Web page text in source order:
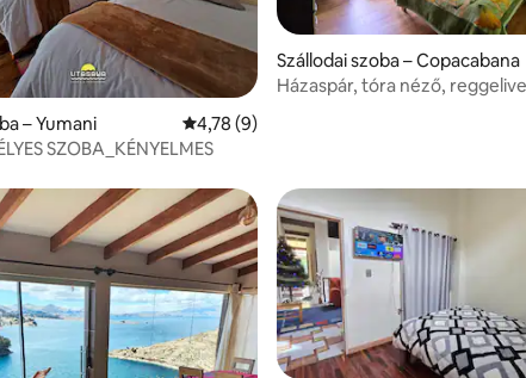
21 vélemény
– Yumani Átlagos értékelés: 5/4,78, 9 vélemény
4,78 (9)
SZOBA_KÉNYELMES
Szállodai szoba – Copacabana
Házaspár, tóra néző,